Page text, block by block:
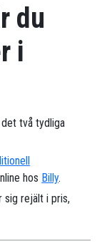
du
i
det två tydliga
hos Billy.
sig rejält i pris,